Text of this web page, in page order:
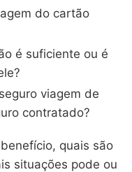
do cartão
é suficiente ou é
viagem de
contratado?
quais são
situações pode ou